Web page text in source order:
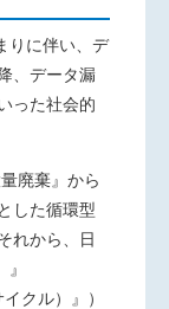
りに伴い、デ
、データ漏
った社会的
廃棄』から
した循環型
れから、日
イクル）』）